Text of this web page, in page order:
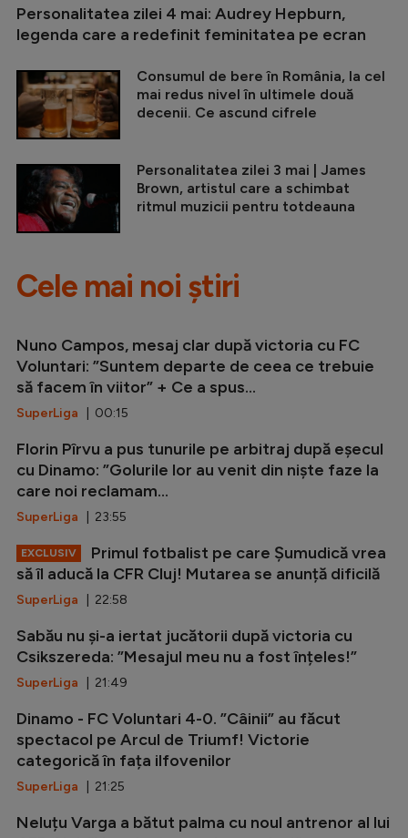
Personalitatea zilei 4 mai: Audrey Hepburn,
legenda care a redefinit feminitatea pe ecran
Consumul de bere în România, la cel
mai redus nivel în ultimele două
decenii. Ce ascund cifrele
Personalitatea zilei 3 mai | James
Brown, artistul care a schimbat
ritmul muzicii pentru totdeauna
Cele mai noi știri
Nuno Campos, mesaj clar după victoria cu FC
Voluntari: ”Suntem departe de ceea ce trebuie
să facem în viitor” + Ce a spus...
SuperLiga | 00:15
Florin Pîrvu a pus tunurile pe arbitraj după eșecul
cu Dinamo: ”Golurile lor au venit din niște faze la
care noi reclamam...
SuperLiga | 23:55
EXCLUSIV
Primul fotbalist pe care Șumudică vrea
să îl aducă la CFR Cluj! Mutarea se anunță dificilă
SuperLiga | 22:58
Sabău nu și-a iertat jucătorii după victoria cu
Csikszereda: ”Mesajul meu nu a fost înțeles!”
SuperLiga | 21:49
Dinamo - FC Voluntari 4-0. ”Câinii” au făcut
spectacol pe Arcul de Triumf! Victorie
categorică în fața ilfovenilor
SuperLiga | 21:25
Neluțu Varga a bătut palma cu noul antrenor al lui